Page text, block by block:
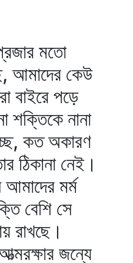
মতো
আমাদের কেউ
বাইরে পড়ে
শক্তিকে নানা
কত অকারণ
ঠিকানা নেই।
আমাদের মর্ম
বেশি সে
রাখছে।
জন্যে